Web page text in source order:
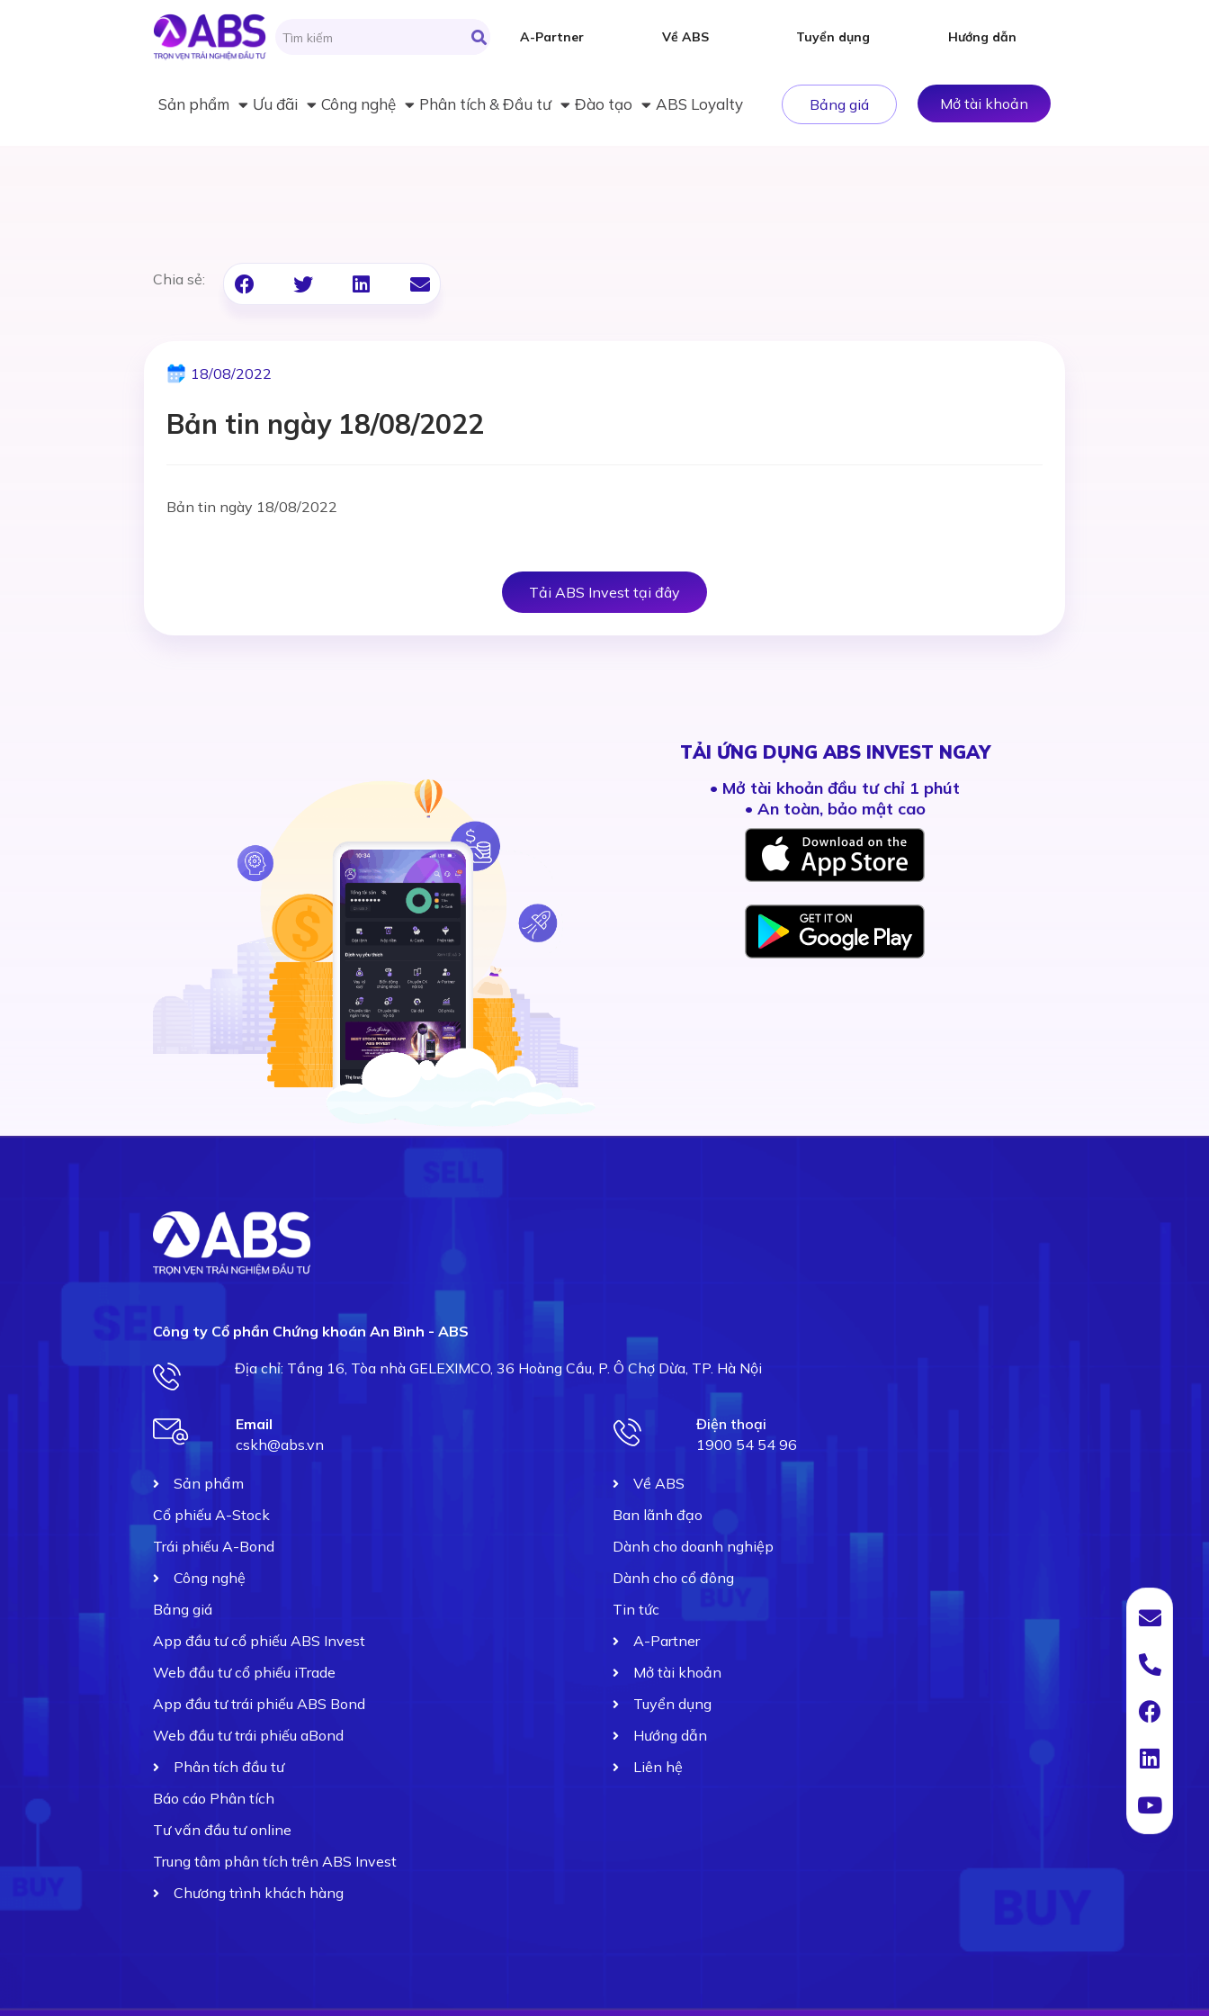
A-Partner Về ABS Tuyển dụng Hướng dẫn
Sản phẩm Ưu đãi Công nghệ Phân tích & Đầu tư Đào tạo ABS Loyalty Bảng giá Mở tài khoản
Chia sẻ:
18/08/2022
Bản tin ngày 18/08/2022
Bản tin ngày 18/08/2022
Tải ABS Invest tại đây
TẢI ỨNG DỤNG ABS INVEST NGAY
• Mở tài khoản đầu tư chỉ 1 phút
• An toàn, bảo mật cao
Công ty Cổ phần Chứng khoán An Bình - ABS
Địa chỉ: Tầng 16, Tòa nhà GELEXIMCO, 36 Hoàng Cầu, P. Ô Chợ Dừa, TP. Hà Nội
Email
cskh@abs.vn
Điện thoại
1900 54 54 96
Sản phẩm
Cổ phiếu A-Stock
Trái phiếu A-Bond
Công nghệ
Bảng giá
App đầu tư cổ phiếu ABS Invest
Web đầu tư cổ phiếu iTrade
App đầu tư trái phiếu ABS Bond
Web đầu tư trái phiếu aBond
Phân tích đầu tư
Báo cáo Phân tích
Tư vấn đầu tư online
Trung tâm phân tích trên ABS Invest
Chương trình khách hàng
Về ABS
Ban lãnh đạo
Dành cho doanh nghiệp
Dành cho cổ đông
Tin tức
A-Partner
Mở tài khoản
Tuyển dụng
Hướng dẫn
Liên hệ